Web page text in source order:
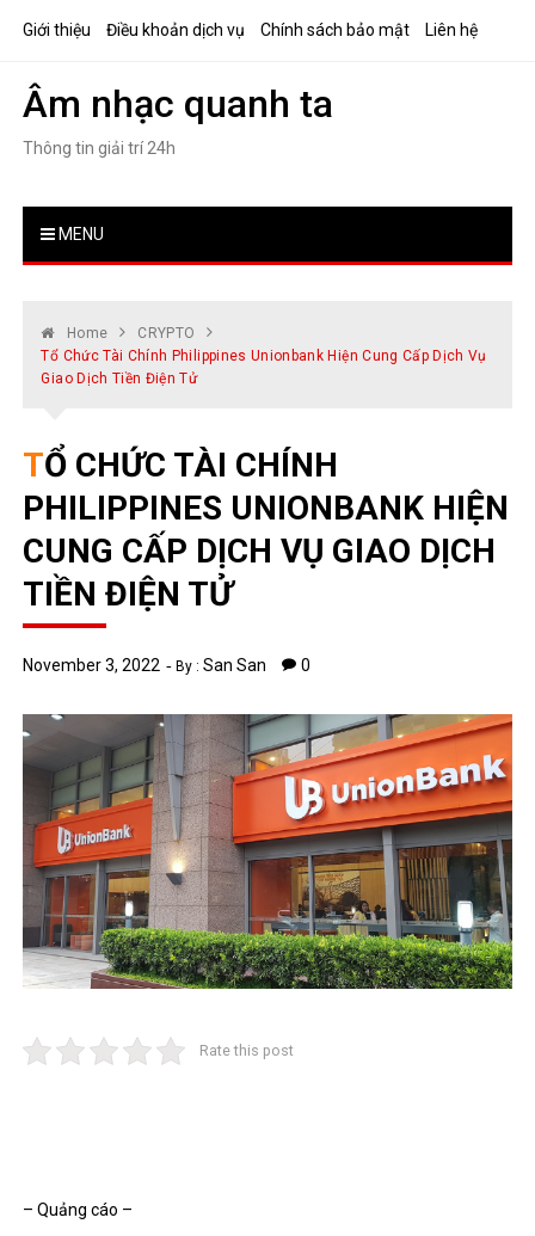
Giới thiệu Điều khoản dịch vụ Chính sách bảo mật Liên hệ
Âm nhạc quanh ta
Thông tin giải trí 24h
MENU
Home
CRYPTO
Tổ Chức Tài Chính Philippines Unionbank Hiện Cung Cấp Dịch Vụ
Giao Dịch Tiền Điện Tử
TỔ CHỨC TÀI CHÍNH
PHILIPPINES UNIONBANK HIỆN
CUNG CẤP DỊCH VỤ GIAO DỊCH
TIỀN ĐIỆN TỬ
November 3, 2022 By :San San 0
Rate this post
– Quảng cáo –